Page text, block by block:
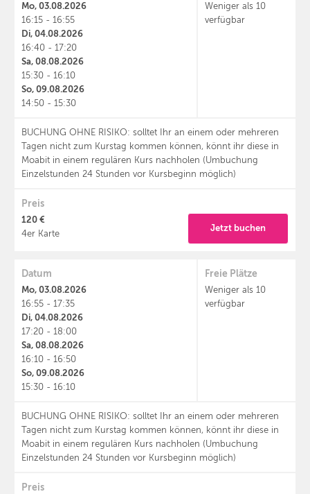
Mo, 03.08.2026
16:15 - 16:55
Di, 04.08.2026
16:40 - 17:20
Sa, 08.08.2026
15:30 - 16:10
So, 09.08.2026
14:50 - 15:30
BUCHUNG OHNE RISIKO: solltet Ihr an einem oder mehreren
Tagen nicht zum Kurstag kommen können, könnt ihr diese in
Moabit in einem regulären Kurs nachholen (Umbuchung
Einzelstunden 24 Stunden vor Kursbeginn möglich)
Weniger als 10
verfügbar
Preis
120 €
4er Karte
Jetzt buchen
Datum
Mo, 03.08.2026
16:55 - 17:35
Di, 04.08.2026
17:20 - 18:00
Sa, 08.08.2026
16:10 - 16:50
So, 09.08.2026
15:30 - 16:10
BUCHUNG OHNE RISIKO: solltet Ihr an einem oder mehreren
Tagen nicht zum Kurstag kommen können, könnt ihr diese in
Moabit in einem regulären Kurs nachholen (Umbuchung
Einzelstunden 24 Stunden vor Kursbeginn möglich)
Freie Plätze
Weniger als 10
verfügbar
Preis